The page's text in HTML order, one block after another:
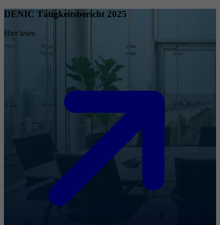
DENIC Tätigkeitsbericht 2025
Hier lesen